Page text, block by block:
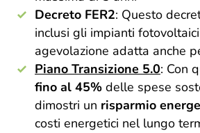
Decreto FER2: Questo
inclusi gli impianti
agevolazione adatta anche
Piano Transizione 5.0: Con
fino al 45% delle spese
dimostri un risparmio
costi energetici nel lungo